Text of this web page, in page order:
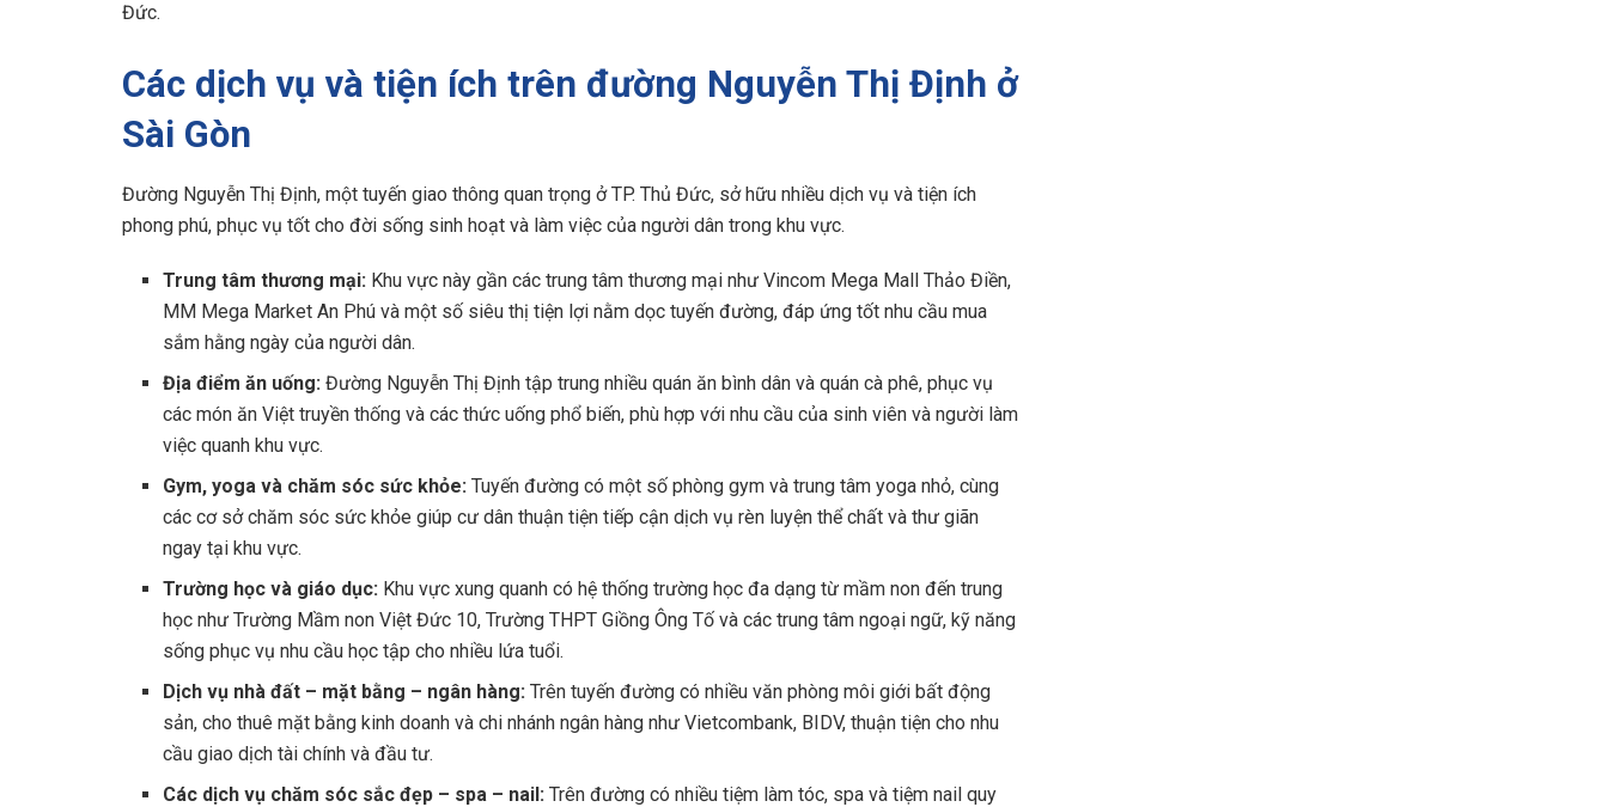
Đức.
Các dịch vụ và tiện ích trên đường Nguyễn Thị Định ở
Sài Gòn
Đường Nguyễn Thị Định, một tuyến giao thông quan trọng ở TP. Thủ Đức, sở hữu nhiều dịch vụ và tiện ích
phong phú, phục vụ tốt cho đời sống sinh hoạt và làm việc của người dân trong khu vực.
Trung tâm thương mại: Khu vực này gần các trung tâm thương mại như Vincom Mega Mall Thảo Điền,
MM Mega Market An Phú và một số siêu thị tiện lợi nằm dọc tuyến đường, đáp ứng tốt nhu cầu mua
sắm hằng ngày của người dân.
Địa điểm ăn uống: Đường Nguyễn Thị Định tập trung nhiều quán ăn bình dân và quán cà phê, phục vụ
các món ăn Việt truyền thống và các thức uống phổ biến, phù hợp với nhu cầu của sinh viên và người làm
việc quanh khu vực.
Gym, yoga và chăm sóc sức khỏe:Tuyến đường có một số phòng gym và trung tâm yoga nhỏ, cùng
các cơ sở chăm sóc sức khỏe giúp cư dân thuận tiện tiếp cận dịch vụ rèn luyện thể chất và thư giãn
ngay tại khu vực.
Trường học và giáo dục: Khu vực xung quanh có hệ thống trường học đa dạng từ mầm non đến trung
học như Trường Mầm non Việt Đức 10, Trường THPT Giồng Ông Tố và các trung tâm ngoại ngữ, kỹ năng
sống phục vụ nhu cầu học tập cho nhiều lứa tuổi.
Dịch vụ nhà đất – mặt bằng – ngân hàng:Trên tuyến đường có nhiều văn phòng môi giới bất động
sản, cho thuê mặt bằng kinh doanh và chi nhánh ngân hàng như Vietcombank, BIDV, thuận tiện cho nhu
cầu giao dịch tài chính và đầu tư.
Các dịch vụ chăm sóc sắc đẹp – spa – nail:Trên đường có nhiều tiệm làm tóc, spa và tiệm nail quy